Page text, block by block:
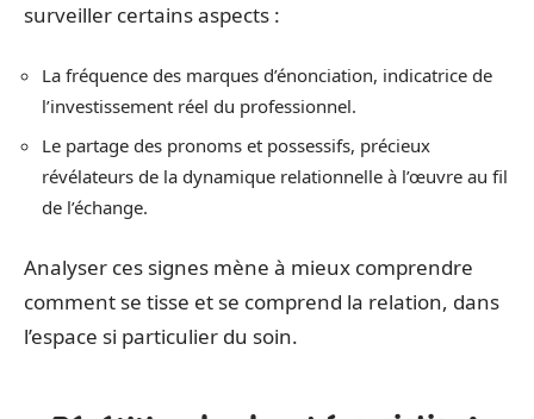
surveiller certains aspects :
La fréquence des marques d’énonciation, indicatrice de
l’investissement réel du professionnel.
Le partage des pronoms et possessifs, précieux
révélateurs de la dynamique relationnelle à l’œuvre au fil
de l’échange.
Analyser ces signes mène à mieux comprendre
comment se tisse et se comprend la relation, dans
l’espace si particulier du soin.